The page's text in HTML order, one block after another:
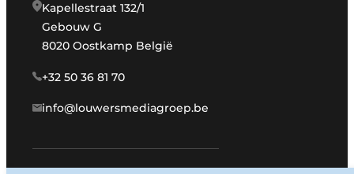
Kapellestraat 132/1
Gebouw G
8020 Oostkamp België
+32 50 36 81 70
info@louwersmediagroep.be